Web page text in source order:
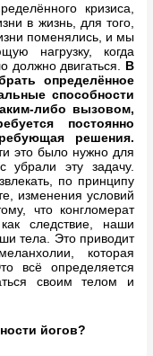
кризиса,
в жизнь, для того,
поменялись, и мы
нагрузку, когда
должно двигаться.
В
определённое
способности
либо вызовом,
постоянно
решения.
это было нужно для
убрали эту задачу.
по принципу
изменения условий
что конгломерат
следствие, наши
тела. Это приводит
которая
всё определяется
своим телом и
йогов?